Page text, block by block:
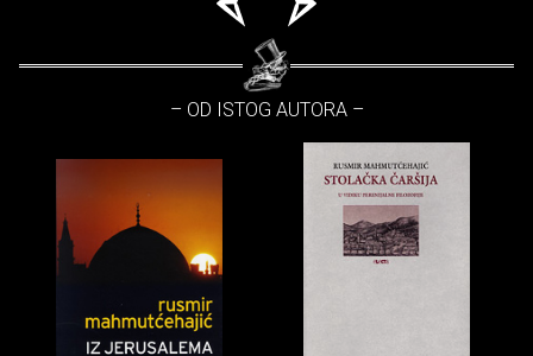
– OD ISTOG AUTORA –